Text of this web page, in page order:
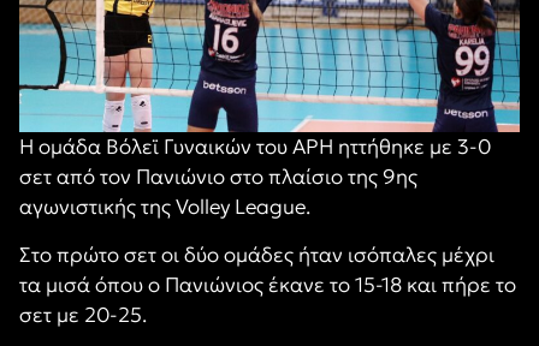
Η ομάδα Βόλεϊ Γυναικών του ΑΡΗ ηττήθηκε με 3-0
σετ από τον Πανιώνιο στο πλαίσιο της 9ης
αγωνιστικής της Volley League.
Στο πρώτο σετ οι δύο ομάδες ήταν ισόπαλες μέχρι
τα μισά όπου ο Πανιώνιος έκανε το 15-18 και πήρε το
σετ με 20-25.